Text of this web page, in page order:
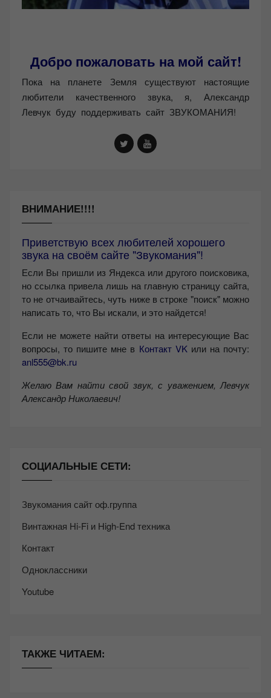
Добро пожаловать на мой сайт!
Пока на планете Земля существуют настоящие
любители качественного звука, я, Александр
Левчук буду поддерживать сайт ЗВУКОМАНИЯ!
ВНИМАНИЕ!!!!
Приветствую всех любителей хорошего
звука на своём сайте "Звукомания"!
Если Вы пришли из Яндекса или другого поисковика,
но ссылка привела лишь на главную страницу сайта,
то не отчаивайтесь, чуть ниже в строке "поиск" можно
написать то, что Вы искали, и это найдется!
Если не можете найти ответы на интересующие Вас
вопросы, то пишите мне в Контакт VKили на почту:
anl555@bk.ru
Желаю Вам найти свой звук, с уважением, Левчук
Александр Николаевич!
СОЦИАЛЬНЫЕ СЕТИ:
Звукомания сайт оф.группа
Винтажная Hi-Fi и High-End техника
Контакт
Одноклассники
Youtube
ТАКЖЕ ЧИТАЕМ: